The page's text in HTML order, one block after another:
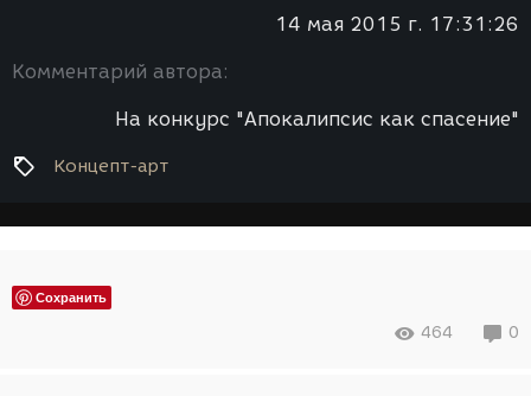
14 мая 2015 г. 17:31:26
Комментарий автора:
На конкурс "Апокалипсис как спасение"
Концепт-арт
Сохранить
464 0